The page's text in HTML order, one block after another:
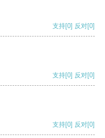
支持[0] 反对[0]
支持[0] 反对[0]
支持[0] 反对[0]